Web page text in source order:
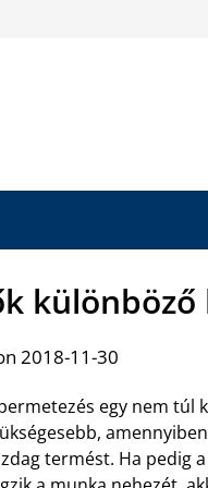
2018-11-30
egy nem túl
termést. Ha pedig a